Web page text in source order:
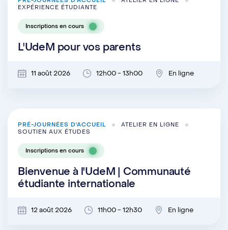
EXPÉRIENCE ÉTUDIANTE
Inscriptions en cours
L'UdeM pour vos parents
11 août 2026 12h00 - 13h00 En ligne
PRÉ-JOURNÉES D'ACCUEIL
ATELIER EN LIGNE
SOUTIEN AUX ÉTUDES
Inscriptions en cours
Bienvenue à l'UdeM | Communauté
étudiante internationale
12 août 2026 11h00 - 12h30 En ligne